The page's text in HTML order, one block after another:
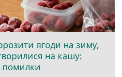
ягоди на зиму,
на кашу:
помилки